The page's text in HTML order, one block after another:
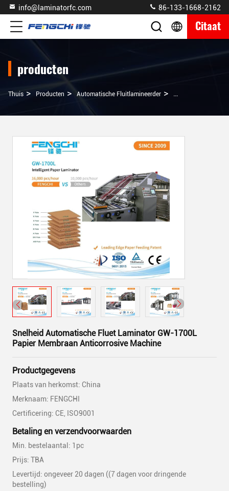
info@laminatorfc.com 86-133-1668-2162
Citaat
producten
Thuis > Producten > Automatische Fluitlamineerder > Snelheid
Snelheid Automatische Fluet Laminator GW-1700L
Papier Membraan Anticorrosive Machine
Productgegevens
Plaats van herkomst: China
Merknaam: FENGCHI
Certificering: CE, ISO9001
Betaling en verzendvoorwaarden
Min. bestelaantal: 1pc
Prijs: TBA
Levertijd: ongeveer 20 dagen ((7 dagen voor dringende
bestelling)